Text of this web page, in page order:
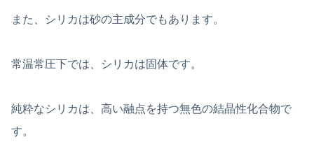
また、シリカは砂の主成分でもあります。
常温常圧下では、シリカは固体です。
純粋なシリカは、高い融点を持つ無色の結晶性化合物で
す。